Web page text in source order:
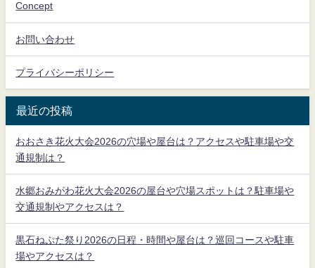
Concept
お問い合わせ
プライバシーポリシー
最近の投稿
おおさき花火大会2026の穴場や屋台は？アクセスや駐車場や交
通規制は？
水郷おみがわ花火大会2026の屋台や穴場スポットは？駐車場や
交通規制やアクセスは？
黒石ねぷた祭り2026の日程・時間や屋台は？巡回コースや駐車
場やアクセスは？